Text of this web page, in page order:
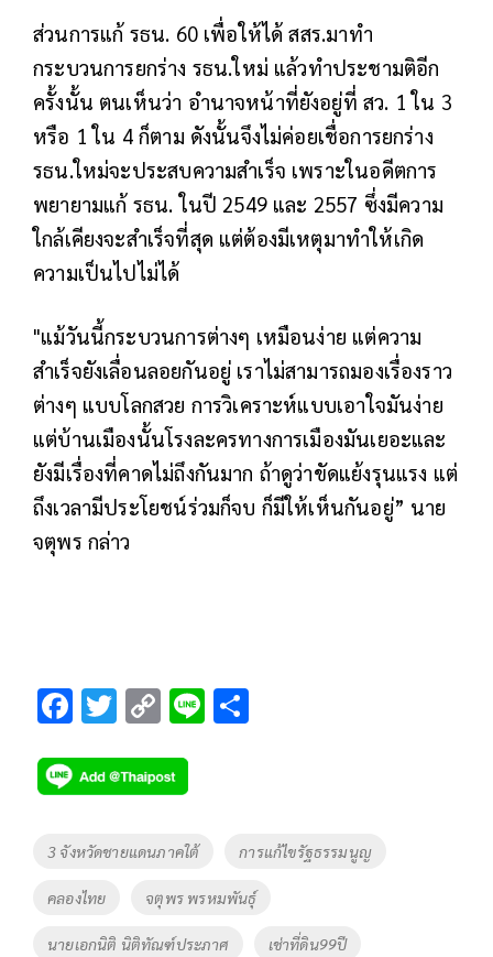
ส่วนการแก้ รธน. 60 เพื่อให้ได้ สสร.มาทำ
กระบวนการยกร่าง รธน.ใหม่ แล้วทำประชามติอีก
ครั้งนั้น ตนเห็นว่า อำนาจหน้าที่ยังอยู่ที่ สว. 1 ใน 3
หรือ 1 ใน 4 ก็ตาม ดังนั้นจึงไม่ค่อยเชื่อการยกร่าง
รธน.ใหม่จะประสบความสำเร็จ เพราะในอดีตการ
พยายามแก้ รธน. ในปี 2549 และ 2557 ซึ่งมีความ
ใกล้เคียงจะสำเร็จที่สุด แต่ต้องมีเหตุมาทำให้เกิด
ความเป็นไปไม่ได้
"แม้วันนี้กระบวนการต่างๆ เหมือนง่าย แต่ความ
สำเร็จยังเลื่อนลอยกันอยู่ เราไม่สามารถมองเรื่องราว
ต่างๆ แบบโลกสวย การวิเคราะห์แบบเอาใจมันง่าย
แต่บ้านเมืองนั้นโรงละครทางการเมืองมันเยอะและ
ยังมีเรื่องที่คาดไม่ถึงกันมาก ถ้าดูว่าขัดแย้งรุนแรง แต่
ถึงเวลามีประโยชน์ร่วมก็จบ ก็มีให้เห็นกันอยู่” นาย
จตุพร กล่าว
F
e
b
o
o
k
T
tt
er
C
p
y
Li
k
Li
Tags
3 จังหวัดชายแดนภาคใต้ การแก้ไขรัฐธรรมนูญ
คลองไทย จตุพร พรหมพันธุ์
นายเอกนิติ​ นิติทัณฑ์​ประภาศ เช่าที่ดิน99ปี